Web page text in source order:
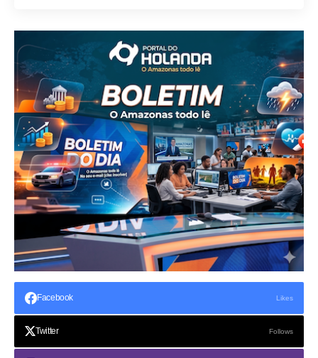
Facebook Likes
Twitter Follows